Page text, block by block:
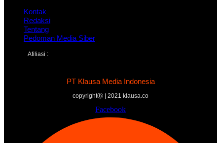
Kontak
Redaksi
Tentang
Pedoman Media Siber
Afiliasi :
PT Klausa Media Indonesia
copyrightⓑ | 2021 klausa.co
Facebook